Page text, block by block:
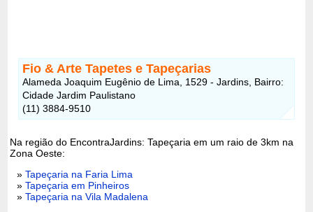
Fio & Arte Tapetes e Tapeçarias
Alameda Joaquim Eugênio de Lima, 1529 - Jardins, Bairro:
Cidade Jardim Paulistano
(11) 3884-9510
Na região do EncontraJardins: Tapeçaria em um raio de 3km na
Zona Oeste:
»Tapeçaria na Faria Lima
»Tapeçaria em Pinheiros
»Tapeçaria na Vila Madalena